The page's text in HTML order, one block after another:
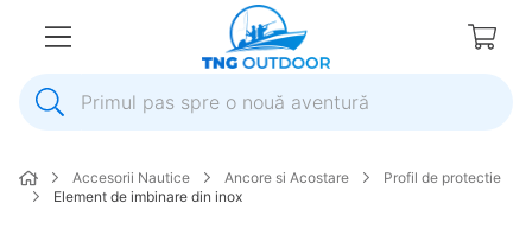
Primul pas spre o nouă aventură
2.
colac salvare
Accesorii Nautice Ancore si Acostare
Profil de protectie
Element de imbinare din inox